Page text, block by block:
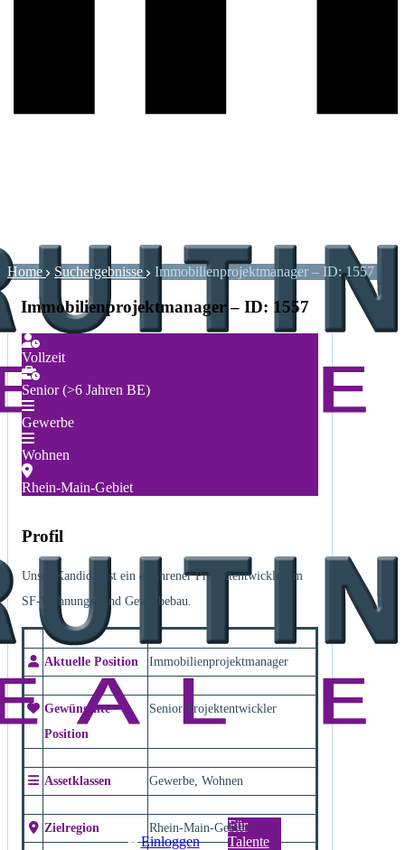
Einloggen
Für
Talente
Home Suchergebnisse Immobilienprojektmanager – ID: 1557
Immobilienprojektmanager – ID: 1557
Vollzeit
Senior (>6 Jahren BE)
Gewerbe
Wohnen
Rhein-Main-Gebiet
Profil
Unser Kandidat ist ein erfahrener Projektentwickler im
SF-Wohnungs- und Gewerbebau.
Aktuelle Position Immobilienprojektmanager
Gewünschte
Position
Senior Projektentwickler
Assetklassen Gewerbe, Wohnen
Zielregion Rhein-Main-Gebiet